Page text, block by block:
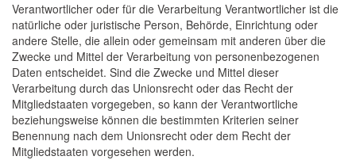
Verantwortlicher oder für die Verarbeitung Verantwortlicher ist die
natürliche oder juristische Person, Behörde, Einrichtung oder
andere Stelle, die allein oder gemeinsam mit anderen über die
Zwecke und Mittel der Verarbeitung von personenbezogenen
Daten entscheidet. Sind die Zwecke und Mittel dieser
Verarbeitung durch das Unionsrecht oder das Recht der
Mitgliedstaaten vorgegeben, so kann der Verantwortliche
beziehungsweise können die bestimmten Kriterien seiner
Benennung nach dem Unionsrecht oder dem Recht der
Mitgliedstaaten vorgesehen werden.